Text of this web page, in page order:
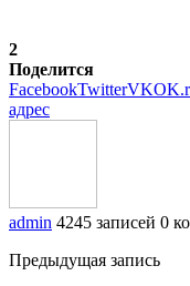
2
Поделится
FacebookTwitterVK
адрес
admin 4245 записей 0
Предыдущая запись